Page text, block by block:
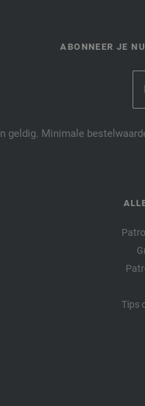
ABONNEER JE
geldig. Minimale
Tips